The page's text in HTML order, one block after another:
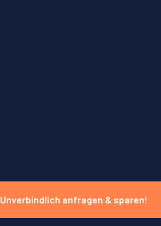
Unverbindlich anfragen & sparen!